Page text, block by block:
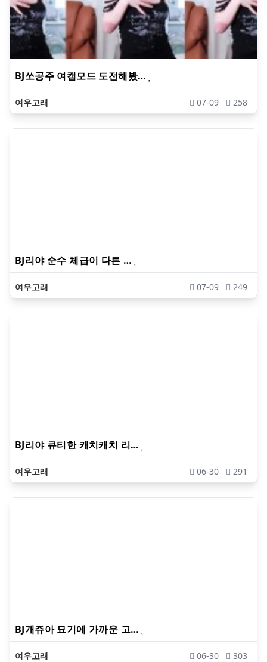
BJ쏘공주 여캠모드 도전해봤…
여우고래 07-09 258
BJ리야 순수 체급이 다른 …
여우고래 07-09 249
BJ리야 큐티한 캐치캐치 리…
여우고래 06-30 291
BJ개쥬아 묘기에 가까운 고…
여우고래 06-30 303